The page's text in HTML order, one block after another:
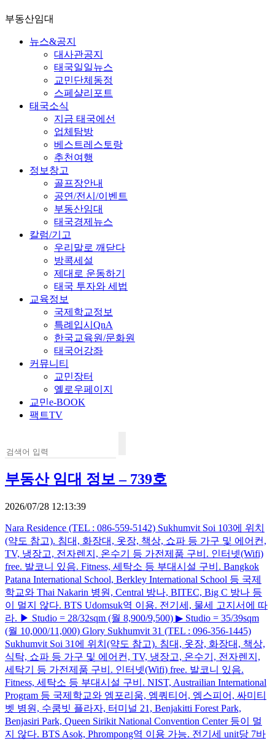
부동산임대
뉴스&공지
대사관공지
태국일일뉴스
교민단체동정
스페샬리포트
태국소식
지금 태국에선
업체탐방
베스트레스토랑
추천여행
정보창고
골프장안내
공연/전시/이벤트
부동산임대
태국경제뉴스
칼럼/기고
우리말로 깨닫다
방콕세설
제대로 운동하기
태국 투자와 세법
교육정보
국제학교정보
특례입시QnA
한국교육원/문화원
태국어강좌
커뮤니티
교민장터
옐로우페이지
교민e-BOOK
팩트TV
부동산 임대 정보 – 739호
2026/07/28 12:13:39
Nara Residence (TEL : 086-559-5142) Sukhumvit Soi 103에 위치
(약도 참고). 침대, 화장대, 옷장, 책상, 쇼파 등 가구 및 에어컨,
TV, 냉장고, 전자렌지, 온수기 등 가전제품 구비. 인터넷(Wifi)
free. 발코니 있음. Fitness, 세탁소 등 부대시설 구비. Bangkok
Patana International School, Berkley International School 등 국제
학교와 Thai Nakarin 병원, Central 방나, BITEC, Big C 방나 등
이 멀지 않다. BTS Udomsuk역 이용. 전기세, 물세 고지서에 따
라. ▶ Studio = 28/32sqm (월 8,900/9,500) ▶ Studio = 35/39sqm
(월 10,000/11,000) Glory Sukhumvit 31 (TEL : 096-356-1445)
Sukhumvit Soi 31에 위치(약도 참고). 침대, 옷장, 화장대, 책상,
식탁, 쇼파 등 가구 및 에어컨, TV, 냉장고, 온수기, 전자렌지,
세탁기 등 가전제품 구비. 인터넷(Wifi) free. 발코니 있음.
Fitness, 세탁소 등 부대시설 구비. NIST, Austrailian International
Program 등 국제학교와 엠포리움, 엠쿼티어, 엠스피어, 싸미티
벳 병원, 수쿰빗 플라자, 터미널 21, Benjakitti Forest Park,
Benjasiri Park, Queen Sirikit National Convention Center 등이 멀
지 않다. BTS Asok, Phrompong역 이용 가능. 전기세 unit당 7바